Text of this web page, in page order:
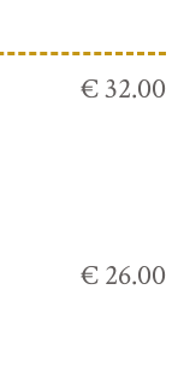
€ 32.00
€ 26.00